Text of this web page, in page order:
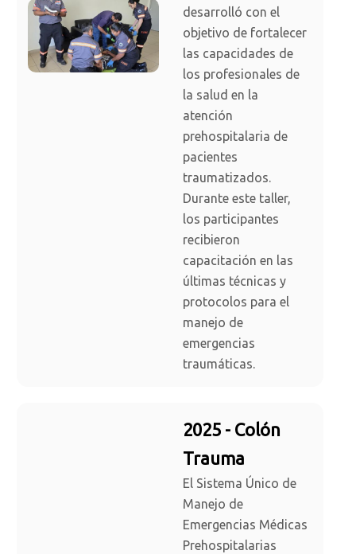
desarrolló con el
objetivo de fortalecer
las capacidades de
los profesionales de
la salud en la
atención
prehospitalaria de
pacientes
traumatizados.
Durante este taller,
los participantes
recibieron
capacitación en las
últimas técnicas y
protocolos para el
manejo de
emergencias
traumáticas.
2025 - Colón
Trauma
El Sistema Único de
Manejo de
Emergencias Médicas
Prehospitalarias